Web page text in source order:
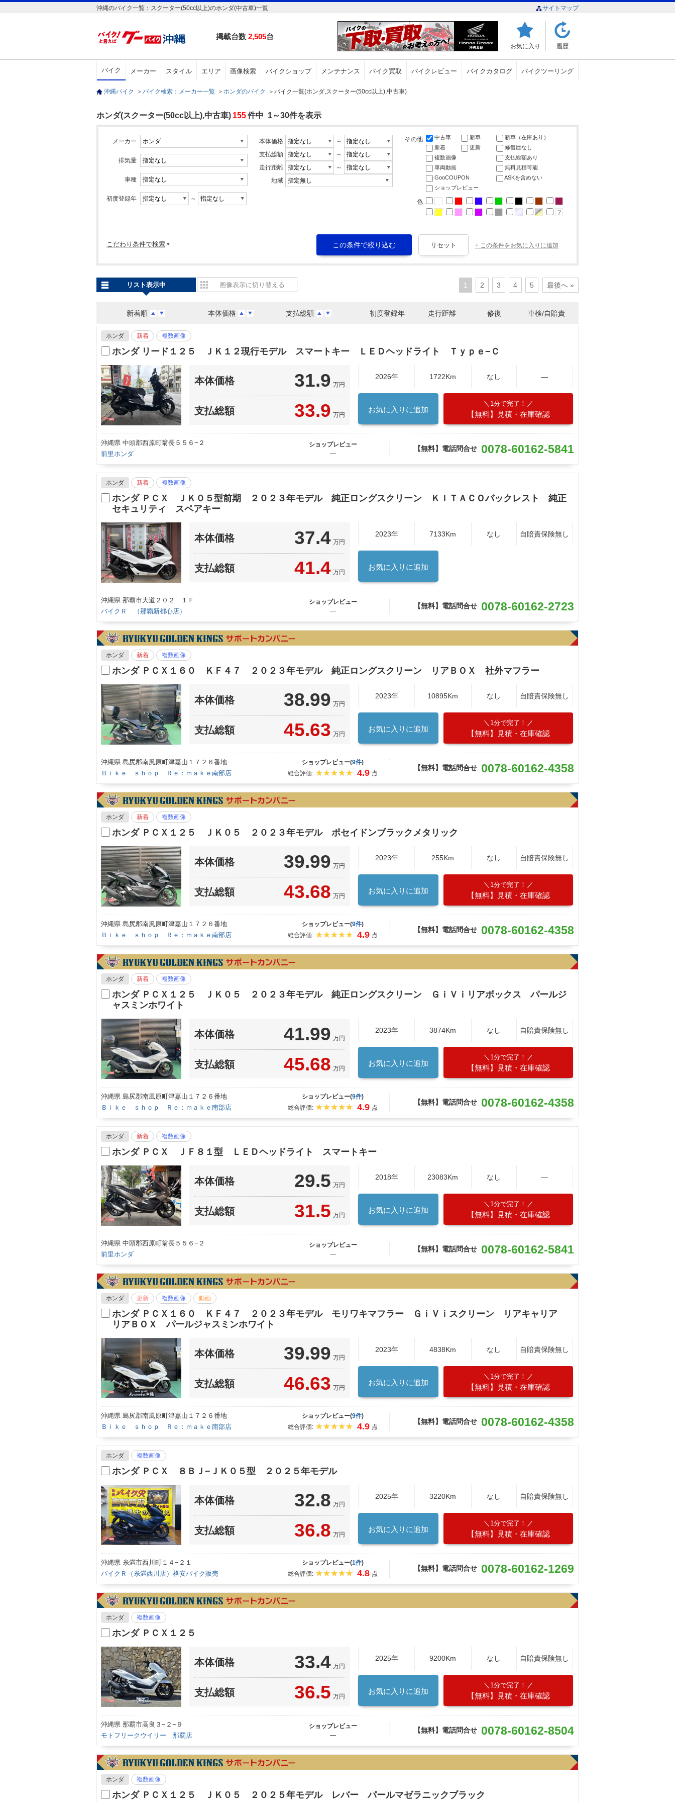
沖縄のバイク一覧：スクーター(50cc以上)のホンダ(中古車)一覧 サイトマップ
掲載台数 2,505台
お気に入り 履歴
バイク メーカー スタイル エリア 画像検索 バイクショップ メンテナンス バイク買取 バイクレビュー バイクカタログ バイクツーリング
沖縄バイク ＞ バイク検索：メーカー一覧 ＞ ホンダのバイク ＞ バイク一覧(ホンダ,スクーター(50cc以上),中古車)
ホンダ(スクーター(50cc以上),中古車) 155件中 1～30件を表示
メーカー
排気量
車種
初度登録年 ～
本体価格
～
支払総額
～
走行距離
～
地域
その他 中古車 新車
新車（在庫あり）
新着
更新
修復歴なし
複数画像
支払総額あり
車両動画
無料見積可能
GooCOUPON
ASKを含めない
ショップレビュー
色
こだわり条件で検索 + この条件をお気に入りに追加
1 2 3 4 5 最後へ »
新着順 本体価格 支払総額 初度登録年 走行距離 修復 車検/自賠責
リスト表示中 画像表示に切り替える
ホンダ 新着 複数画像
ホンダ リード１２５ ＪＫ１２現行モデル スマートキー ＬＥＤヘッドライト Ｔｙｐｅ−Ｃ
本体価格 31.9 万円
支払総額 33.9 万円
2026年 1722Km なし ―
お気に入りに追加
1分で完了！
【無料】見積・在庫確認
沖縄県 中頭郡西原町翁長５５６−２
前里ホンダ
ショップレビュー
―
【無料】電話問合せ 0078-60162-5841
ホンダ 新着 複数画像
ホンダ ＰＣＸ ＪＫ０５型前期 ２０２３年モデル 純正ロングスクリーン ＫＩＴＡＣＯバックレスト 純正
セキュリティ スペアキー
本体価格 37.4 万円
支払総額 41.4 万円
2023年 7133Km なし 自賠責保険無し
お気に入りに追加
沖縄県 那覇市大道２０２ １Ｆ
バイクＲ （那覇新都心店）
ショップレビュー
―
【無料】電話問合せ 0078-60162-2723
ホンダ 新着 複数画像
ホンダ ＰＣＸ１６０ ＫＦ４７ ２０２３年モデル 純正ロングスクリーン リアＢＯＸ 社外マフラー
本体価格 38.99 万円
支払総額 45.63 万円
2023年 10895Km なし 自賠責保険無し
お気に入りに追加
1分で完了！
【無料】見積・在庫確認
沖縄県 島尻郡南風原町津嘉山１７２６番地
Ｂｉｋｅ ｓｈｏｐ Ｒｅ：ｍａｋｅ南部店
ショップレビュー(9件)
総合評価:
4.9 点
【無料】電話問合せ 0078-60162-4358
ホンダ 新着 複数画像
ホンダ ＰＣＸ１２５ ＪＫ０５ ２０２３年モデル ポセイドンブラックメタリック
本体価格 39.99 万円
支払総額 43.68 万円
2023年 255Km なし 自賠責保険無し
お気に入りに追加
1分で完了！
【無料】見積・在庫確認
沖縄県 島尻郡南風原町津嘉山１７２６番地
Ｂｉｋｅ ｓｈｏｐ Ｒｅ：ｍａｋｅ南部店
ショップレビュー(9件)
総合評価:
4.9 点
【無料】電話問合せ 0078-60162-4358
ホンダ 新着 複数画像
ホンダ ＰＣＸ１２５ ＪＫ０５ ２０２３年モデル 純正ロングスクリーン ＧｉＶｉリアボックス パールジ
ャスミンホワイト
本体価格 41.99 万円
支払総額 45.68 万円
2023年 3874Km なし 自賠責保険無し
お気に入りに追加
1分で完了！
【無料】見積・在庫確認
沖縄県 島尻郡南風原町津嘉山１７２６番地
Ｂｉｋｅ ｓｈｏｐ Ｒｅ：ｍａｋｅ南部店
ショップレビュー(9件)
総合評価:
4.9 点
【無料】電話問合せ 0078-60162-4358
ホンダ 新着 複数画像
ホンダ ＰＣＸ ＪＦ８１型 ＬＥＤヘッドライト スマートキー
本体価格 29.5 万円
支払総額 31.5 万円
2018年 23083Km なし ―
お気に入りに追加
1分で完了！
【無料】見積・在庫確認
沖縄県 中頭郡西原町翁長５５６−２
前里ホンダ
ショップレビュー
―
【無料】電話問合せ 0078-60162-5841
ホンダ 更新 複数画像 動画
ホンダ ＰＣＸ１６０ ＫＦ４７ ２０２３年モデル モリワキマフラー ＧｉＶｉスクリーン リアキャリア
リアＢＯＸ パールジャスミンホワイト
本体価格 39.99 万円
支払総額 46.63 万円
2023年 4838Km なし 自賠責保険無し
お気に入りに追加
1分で完了！
【無料】見積・在庫確認
沖縄県 島尻郡南風原町津嘉山１７２６番地
Ｂｉｋｅ ｓｈｏｐ Ｒｅ：ｍａｋｅ南部店
ショップレビュー(9件)
総合評価:
4.9 点
【無料】電話問合せ 0078-60162-4358
ホンダ 複数画像
ホンダ ＰＣＸ ８ＢＪ−ＪＫ０５型 ２０２５年モデル
本体価格 32.8 万円
支払総額 36.8 万円
2025年 3220Km なし 自賠責保険無し
お気に入りに追加
1分で完了！
【無料】見積・在庫確認
沖縄県 糸満市西川町１４−２１
バイクＲ（糸満西川店）格安バイク販売
ショップレビュー(1件)
総合評価:
4.8 点
【無料】電話問合せ 0078-60162-1269
ホンダ 複数画像
ホンダ ＰＣＸ１２５
本体価格 33.4 万円
支払総額 36.5 万円
2025年 9200Km なし 自賠責保険無し
お気に入りに追加
1分で完了！
【無料】見積・在庫確認
沖縄県 那覇市高良３−２−９
モトフリークウイリー 那覇店
ショップレビュー
―
【無料】電話問合せ 0078-60162-8504
ホンダ 複数画像
ホンダ ＰＣＸ１２５ ＪＫ０５ ２０２５年モデル レバー パールマゼラニックブラック